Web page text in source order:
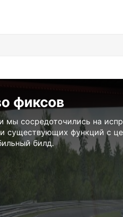
фиксов
мы сосредоточились на
существующих функций с
билд.